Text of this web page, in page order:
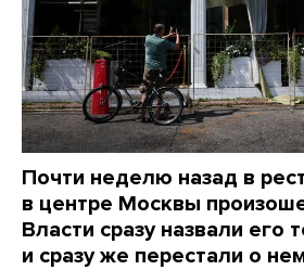
Почти неделю назад в
в центре Москвы
Власти сразу назвали его
и сразу же перестали о